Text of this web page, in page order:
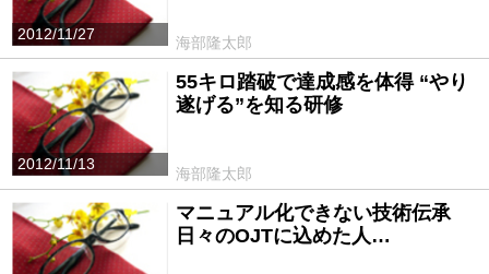
2012/11/27
海部隆太郎
2012/11/13
55キロ踏破で達成感を体得 “やり
遂げる”を知る研修
海部隆太郎
マニュアル化できない技術伝承
日々のOJTに込めた人…